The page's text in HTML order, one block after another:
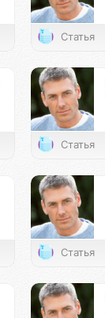
Статья
Статья
Статья